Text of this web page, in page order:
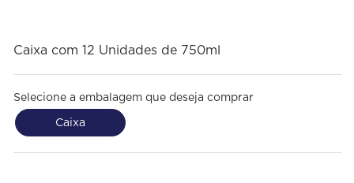
Caixa com 12 Unidades de 750ml
Selecione a embalagem que deseja comprar
Caixa